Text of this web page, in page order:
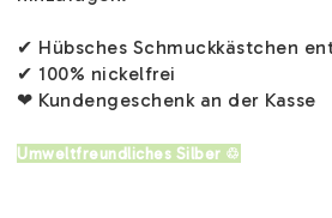
✔ Hübsches Schmuckkästchen
✔ 100% nickelfrei
❤ Kundengeschenk an der Kasse
Umweltfreundliches Silber ♲